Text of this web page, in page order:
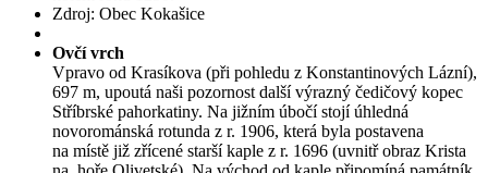
Zdroj: Obec Kokašice
Ovčí vrch
Vpravo od Krasíkova (při pohledu z Konstantinových Lázní),
697 m, upoutá naši pozornost další výrazný čedičový kopec
Stříbrské pahorkatiny. Na jižním úbočí stojí úhledná
novorománská rotunda z r. 1906, která byla postavena
na místě již zřícené starší kaple z r. 1696 (uvnitř obraz Krista